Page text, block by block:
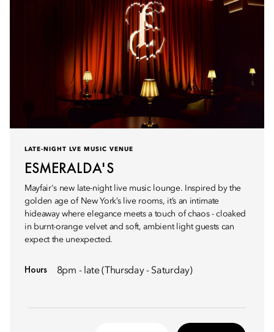
LATE-NIGHT LVE MUSIC VENUE
ESMERALDA'S
Mayfair's new late-night live music lounge. Inspired by the
golden age of New York’s live rooms, it’s an intimate
hideaway where elegance meets a touch of chaos - cloaked
in burnt-orange velvet and soft, ambient light guests can
expect the unexpected.
Hours 8pm - late (Thursday - Saturday)